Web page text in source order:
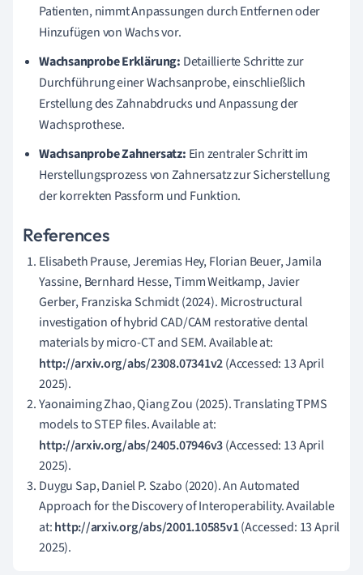
Patienten, nimmt Anpassungen durch Entfernen oder
Hinzufügen von Wachs vor.
Wachsanprobe Erklärung: Detaillierte Schritte zur
Durchführung einer Wachsanprobe, einschließlich
Erstellung des Zahnabdrucks und Anpassung der
Wachsprothese.
Wachsanprobe Zahnersatz: Ein zentraler Schritt im
Herstellungsprozess von Zahnersatz zur Sicherstellung
der korrekten Passform und Funktion.
References
Elisabeth Prause, Jeremias Hey, Florian Beuer, Jamila
Yassine, Bernhard Hesse, Timm Weitkamp, Javier
Gerber, Franziska Schmidt (2024). Microstructural
investigation of hybrid CAD/CAM restorative dental
materials by micro-CT and SEM. Available at:
http://arxiv.org/abs/2308.07341v2(Accessed: 13 April
2025).
Yaonaiming Zhao, Qiang Zou (2025). Translating TPMS
models to STEP files. Available at:
http://arxiv.org/abs/2405.07946v3(Accessed: 13 April
2025).
Duygu Sap, Daniel P. Szabo (2020). An Automated
Approach for the Discovery of Interoperability. Available
at:http://arxiv.org/abs/2001.10585v1(Accessed: 13 April
2025).